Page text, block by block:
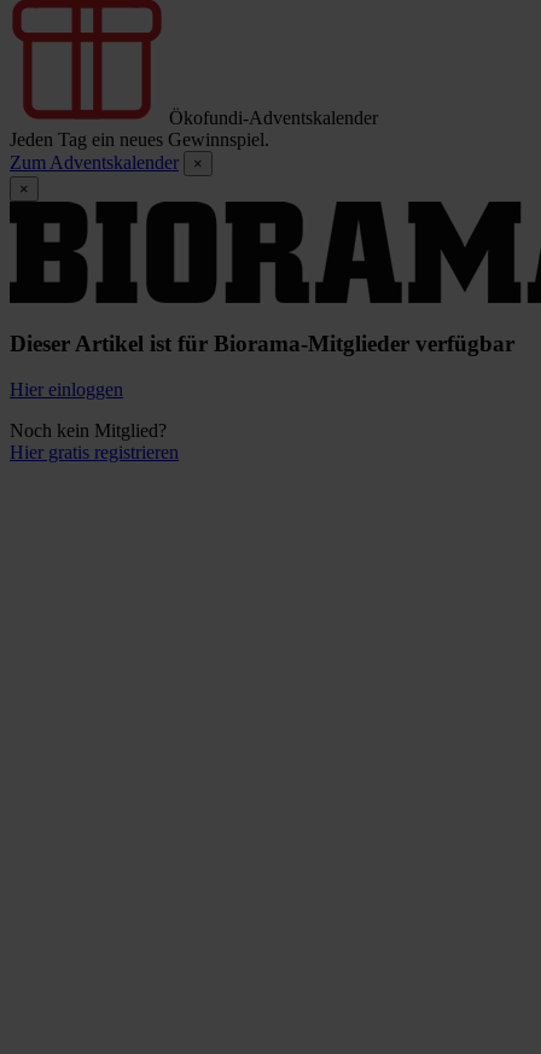
Ökofundi-Adventskalender
Jeden Tag ein neues Gewinnspiel.
Zum Adventskalender
×
×
Dieser Artikel ist für Biorama-Mitglieder verfügbar
Hier einloggen
Noch kein Mitglied?
Hier gratis registrieren